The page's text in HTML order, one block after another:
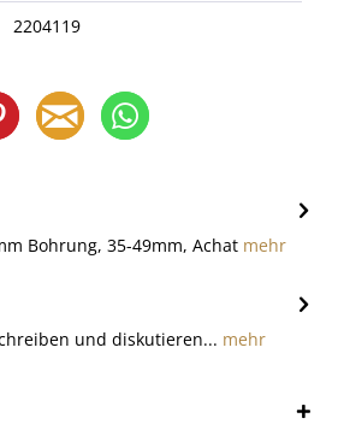
2204119
Bohrung, 35-49mm, Achat mehr
und diskutieren... mehr